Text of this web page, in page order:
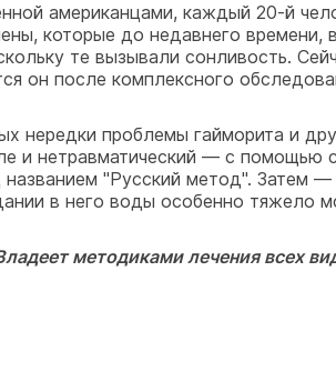
американцами, каждый 20-й
которые до недавнего времени,
те вызывали сонливость.
он после комплексного
нередки проблемы гайморита и
и нетравматический — с помощью
"Русский метод". Затем
в него воды особенно тяжело
методиками лечения всех